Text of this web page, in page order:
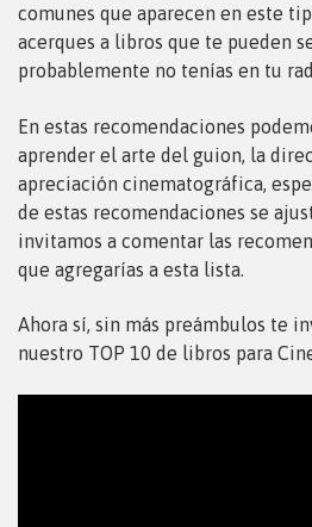
comunes que aparecen en este
acerques a libros que te pueden
probablemente no tenías en tu
En estas recomendaciones
aprender el arte del guion, la
apreciación cinematográfica,
de estas recomendaciones se
invitamos a comentar las
que agregarías a esta lista.
Ahora sí, sin más preámbulos te
nuestro TOP 10 de libros para